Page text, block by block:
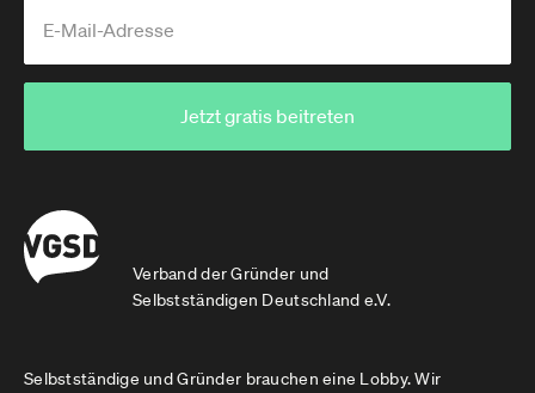
Verband der Gründer und
Selbstständigen Deutschland e.V.
Jetzt gratis beitreten
Selbstständige und Gründer brauchen eine Lobby. Wir